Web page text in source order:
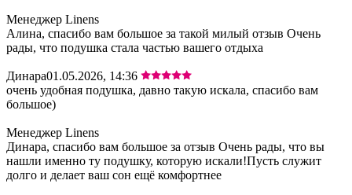
Менеджер Linens
Алина, спасибо вам большое за такой милый отзыв Очень
рады, что подушка стала частью вашего отдыха
Динара01.05.2026, 14:36
очень удобная подушка, давно такую искала, спасибо вам
большое)
Менеджер Linens
Динара, спасибо вам большое за отзыв Очень рады, что вы
нашли именно ту подушку, которую искали!Пусть служит
долго и делает ваш сон ещё комфортнее